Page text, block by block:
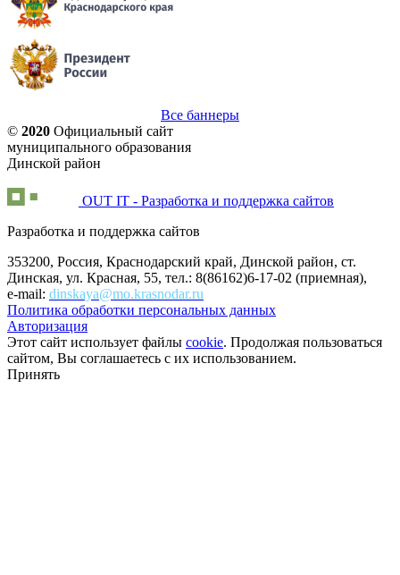
Все баннеры
© 2020 Официальный сайт
муниципального образования
Динской район
OUT IT - Разработка и поддержка сайтов
Разработка и поддержка сайтов
353200, Россия, Краснодарский край, Динской район, ст.
Динская, ул. Красная, 55, тел.: 8(86162)6-17-02 (приемная),
e-mail: dinskaya@mo.krasnodar.ru
Политика обработки персональных данных
Авторизация
Этот сайт использует файлы cookie. Продолжая пользоваться
сайтом, Вы соглашаетесь с их использованием.
Принять